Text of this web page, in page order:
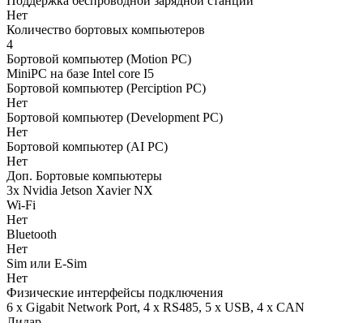
Нет
Количество бортовых компьютеров
4
Бортовой компьютер (Motion PC)
MiniPC на базе Intel core I5
Бортовой компьютер (Perciption PC)
Нет
Бортовой компьютер (Development PC)
Нет
Бортовой компьютер (AI PC)
Нет
Доп. Бортовые компьютеры
3х Nvidia Jetson Xavier NX
Wi-Fi
Нет
Bluetooth
Нет
Sim или E-Sim
Нет
Физические интерфейсы подключения
6 x Gigabit Network Port, 4 x RS485, 5 x USB, 4 x CAN